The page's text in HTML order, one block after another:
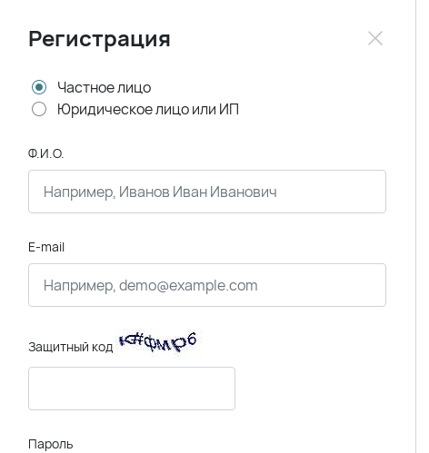
Регистрация
Частное лицо
Юридическое лицо или ИП
Ф.И.О.
E-mail
Защитный код
Пароль